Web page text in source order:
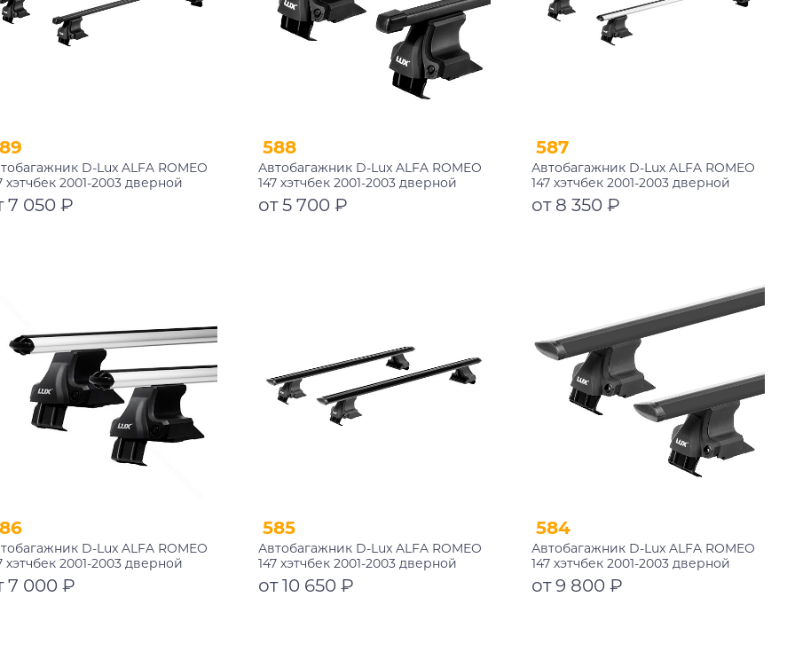
D-Lux ALFA ROMEO
хэтчбек 2001-2003 дверной
прямоугольный с замком
7 050 ₽
588
Автобагажник D-Lux ALFA ROMEO
147 хэтчбек 2001-2003 дверной
проем прямоугольный
от 5 700 ₽
587
Автобагажник D-Lux ALFA ROMEO
147 хэтчбек 2001-2003 дверной
проем аэродинамический с
замком
от 8 350 ₽
D-Lux ALFA ROMEO
хэтчбек 2001-2003 дверной
аэродинамический
7 000 ₽
585
Автобагажник D-Lux ALFA ROMEO
147 хэтчбек 2001-2003 дверной
проем аэро-трэвэл черный с
замком
от 10 650 ₽
584
Автобагажник D-Lux ALFA ROMEO
147 хэтчбек 2001-2003 дверной
проем аэро-трэвэл черный
от 9 800 ₽